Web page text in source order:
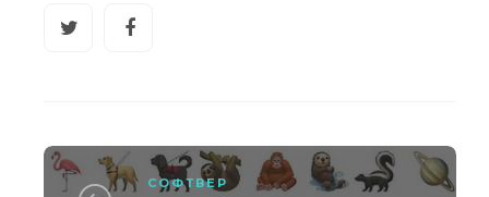
СОФТВЕР